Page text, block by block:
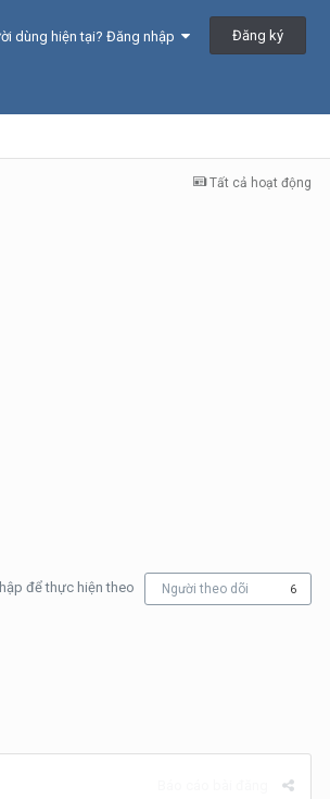
dùng hiện tại? Đăng nhập Đăng ký
Tất cả hoạt động
để thực hiện theo Người theo dõi 6